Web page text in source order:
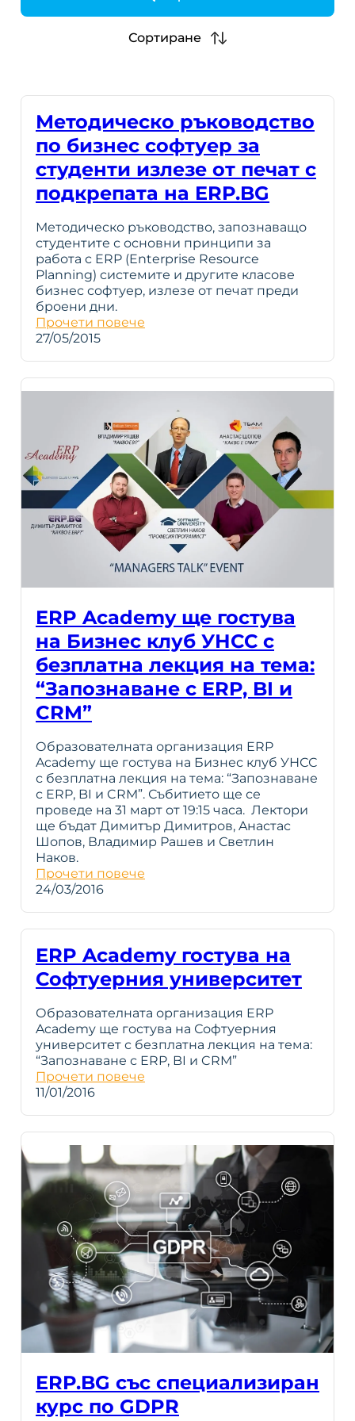
h
Сортиране
Методическо ръководство
по бизнес софтуер за
студенти излезе от печат с
подкрепата на ERP.BG
Методическо ръководство, запознаващо
студентите с основни принципи за
работа с ERP (Enterprise Resource
Planning) системите и другите класове
бизнес софтуер, излезе от печат преди
броени дни.
Прочети повече
27/05/2015
ERP Academy ще гостува
на Бизнес клуб УНСС с
безплатна лекция на тема:
“Запознаване с ERP, BI и
CRM”
Образователната организация ERP
Academy ще гостува на Бизнес клуб УНСС
с безплатна лекция на тема: “Запознаване
с ERP, BI и CRM”. Събитието ще се
проведе на 31 март от 19:15 часа. Лектори
ще бъдат Димитър Димитров, Aнастас
Шопов, Владимир Рашев и Светлин
Наков.
Прочети повече
24/03/2016
ERP Academy гостува на
Софтуерния университет
Образователната организация ERP
Academy ще гостува на Софтуерния
университет с безплатна лекция на тема:
“Запознаване с ERP, BI и CRM”
Прочети повече
11/01/2016
ERP.BG със специализиран
курс по GDPR